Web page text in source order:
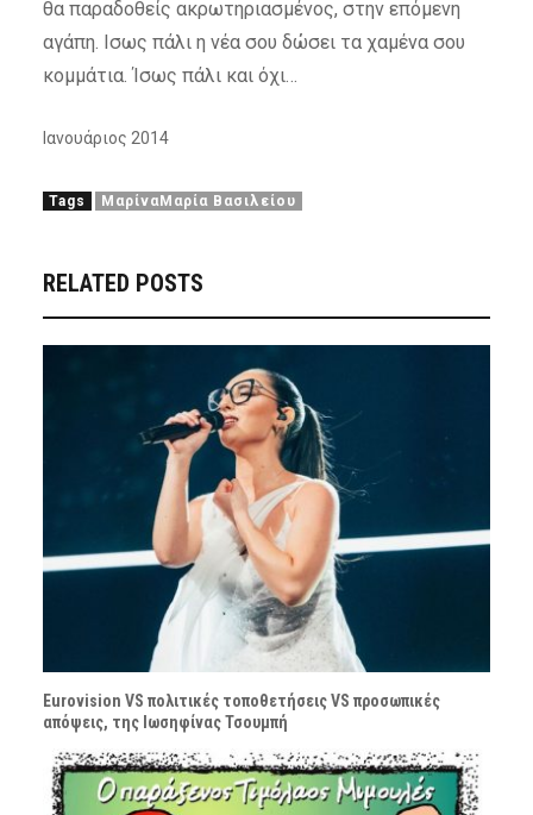
θα παραδοθείς ακρωτηριασμένος, στην επόμενη
αγάπη. Ισως πάλι η νέα σου δώσει τα χαμένα σου
κομμάτια. Ίσως πάλι και όχι…
Ιανουάριος 2014
Tags ΜαρίναΜαρία Βασιλείου
RELATED POSTS
Eurovision VS πολιτικές τοποθετήσεις VS προσωπικές
απόψεις, της Ιωσηφίνας Τσουμπή